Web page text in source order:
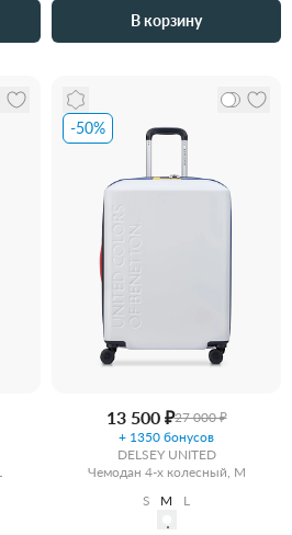
В корзину
-50%
13 500 ₽27 000 ₽
+ 1350 бонусов
DELSEY UNITED
Чемодан 4-х колесный, M
S
M L